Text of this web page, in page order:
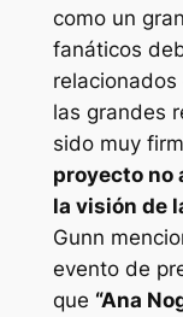
como un
fanáticos
relacionados
las grandes
sido muy
proyecto no
la visión de
Gunn
evento de
que “Ana